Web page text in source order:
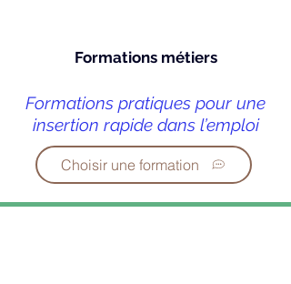
Formations métiers
Formations pratiques pour une
insertion rapide dans l’emploi
Choisir une formation